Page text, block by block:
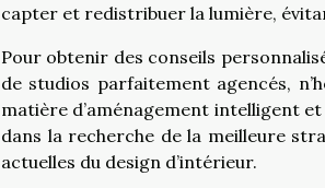
capter et redistribuer la lumière,
Pour obtenir des conseils
de studios parfaitement agencés,
matière d’aménagement intelligent
dans la recherche de la meilleure
actuelles du design d’intérieur.